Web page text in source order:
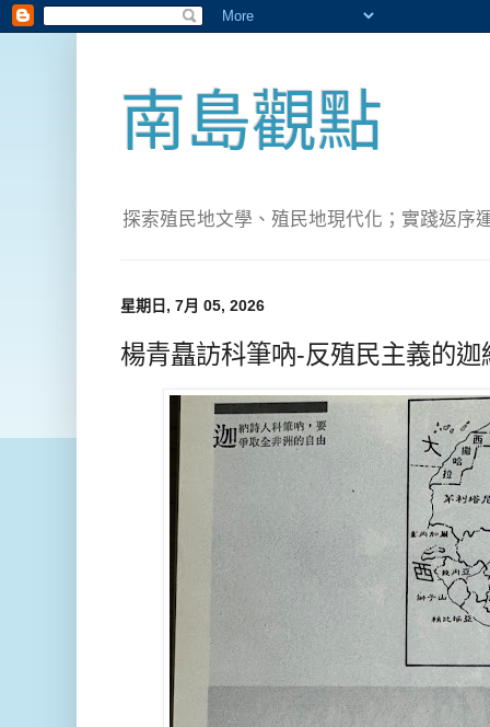
南島觀點
探索殖民地文學、殖民地現代化；實踐返序
星期日, 7月 05, 2026
楊青矗訪科筆吶-反殖民主義的迦